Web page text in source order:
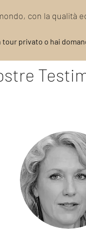
con la qualità
privato o hai